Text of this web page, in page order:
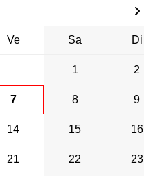
Ve Sa Di
1 2
7 8 9
14 15 16
21 22 23